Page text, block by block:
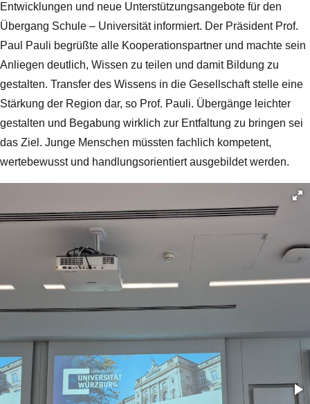
Entwicklungen und neue Unterstützungsangebote für den
Übergang Schule – Universität informiert. Der Präsident Prof.
Paul Pauli begrüßte alle Kooperationspartner und machte sein
Anliegen deutlich, Wissen zu teilen und damit Bildung zu
gestalten. Transfer des Wissens in die Gesellschaft stelle eine
Stärkung der Region dar, so Prof. Pauli. Übergänge leichter
gestalten und Begabung wirklich zur Entfaltung zu bringen sei
das Ziel. Junge Menschen müssten fachlich kompetent,
wertebewusst und handlungsorientiert ausgebildet werden.